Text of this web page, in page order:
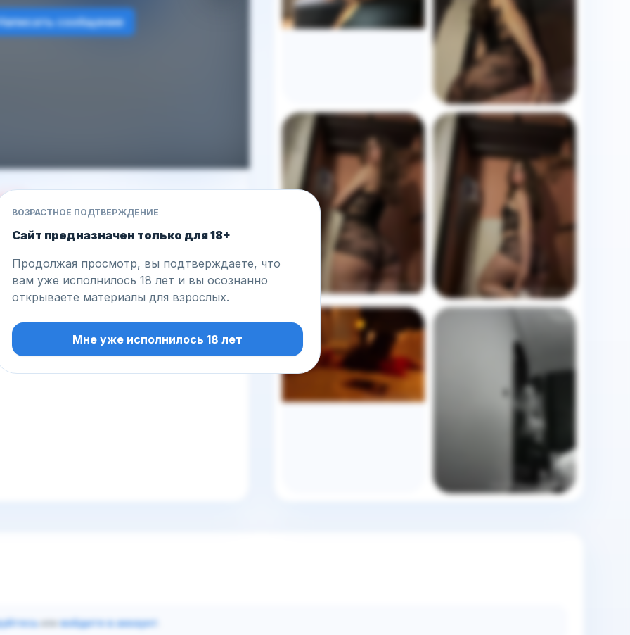
сообщение
— слив
образы
💋
иливойдите в аккаунт
ВОЗРАСТНОЕ ПОДТВЕРЖДЕНИЕ
Сайт предназначен только для 18+
Продолжая просмотр, вы подтверждаете, что
вам уже исполнилось 18 лет и вы осознанно
открываете материалы для взрослых.
Мне уже исполнилось 18 лет